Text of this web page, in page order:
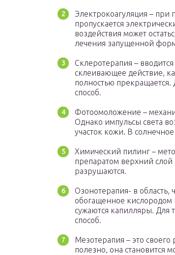
Электрокоагуляция – при
пропускается
воздействия может
лечения запущенной
Склеротерапия –
склеивающее действие,
полностью
способ.
Фотоомоложение –
Однако импульсы света
участок кожи. В
Химический пилинг –
препаратом верхний
разрушаются.
Озонотерапия- в область,
обогащенное кислородом
сужаются капилляры. Для
способ.
Мезотерапия – это
полезно, она становится